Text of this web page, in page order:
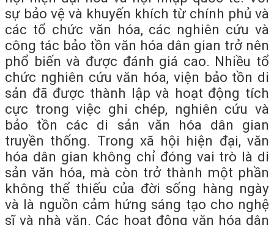
sự bảo vệ và khuyến khích từ chính phủ và
các tổ chức văn hóa, các nghiên cứu và
công tác bảo tồn văn hóa dân gian trở nên
phổ biến và được đánh giá cao. Nhiều tổ
chức nghiên cứu văn hóa, viện bảo tồn di
sản đã được thành lập và hoạt động tích
cực trong việc ghi chép, nghiên cứu và
bảo tồn các di sản văn hóa dân gian
truyền thống. Trong xã hội hiện đại, văn
hóa dân gian không chỉ đóng vai trò là di
sản văn hóa, mà còn trở thành một phần
không thể thiếu của đời sống hàng ngày
và là nguồn cảm hứng sáng tạo cho nghệ
sĩ và nhà văn. Các hoạt động văn hóa dân